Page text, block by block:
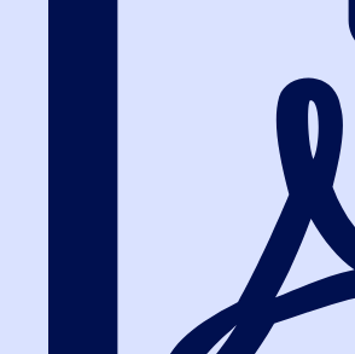
Термины и определения 44-ФЗ